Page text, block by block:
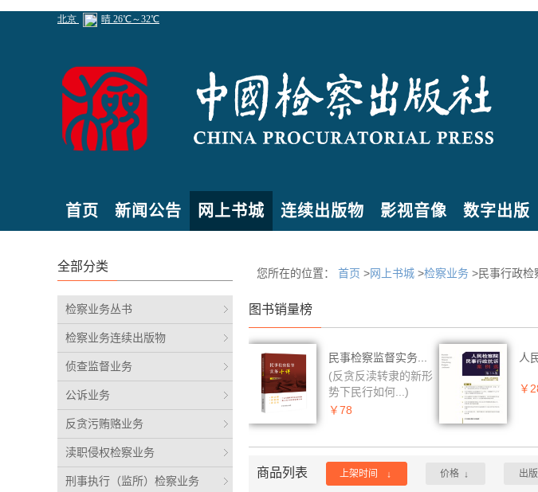
首页 新闻公告 网上书城 连续出版物 影视音像 数字出版
全部分类
检察业务丛书
检察业务连续出版物
侦查监督业务
公诉业务
反贪污贿赂业务
渎职侵权检察业务
刑事执行（监所）检察业务
您所在的位置： 首页 >网上书城 >检察业务 >民事行政检
图书销量榜
民事检察监督实务...
(反贪反渎转隶的新形
势下民行如何...)
￥78
人
￥
商品列表 上架时间 ↓ 价格 ↓ 出